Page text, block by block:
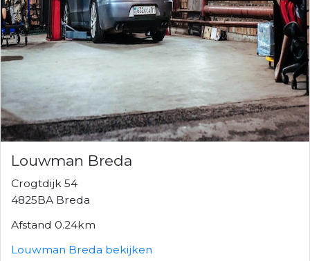
Louwman Breda
Crogtdijk 54
4825BA Breda
Afstand 0.24km
Louwman Breda bekijken